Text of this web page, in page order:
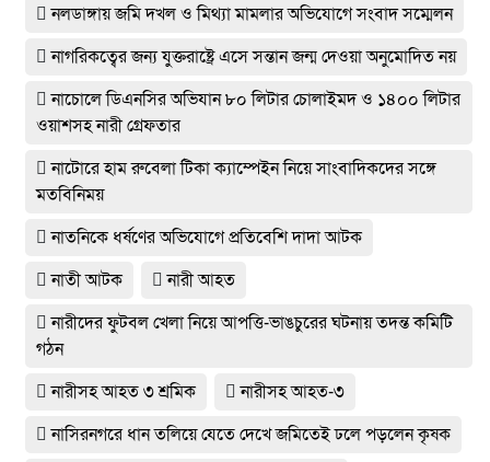
নলডাঙ্গায় জমি দখল ও মিথ্যা মামলার অভিযোগে সংবাদ সম্মেলন
নাগরিকত্বের জন্য যুক্তরাষ্ট্রে এসে সন্তান জন্ম দেওয়া অনুমোদিত নয়
নাচোলে ডিএনসির অভিযান ৮০ লিটার চোলাইমদ ও ১৪০০ লিটার
ওয়াশসহ নারী গ্রেফতার
নাটোরে হাম রুবেলা টিকা ক্যাম্পেইন নিয়ে সাংবাদিকদের সঙ্গে
মতবিনিময়
নাতনিকে ধর্ষণের অভিযোগে প্রতিবেশি দাদা আটক
নাতী আটক
নারী আহত
নারীদের ফুটবল খেলা নিয়ে আপত্তি-ভাঙচুরের ঘটনায় তদন্ত কমিটি
গঠন
নারীসহ আহত ৩ শ্রমিক
নারীসহ আহত-৩
নাসিরনগরে ধান তলিয়ে যেতে দেখে জমিতেই ঢলে পড়লেন কৃষক